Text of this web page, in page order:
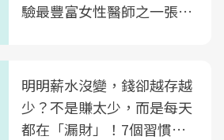
驗最豐富女性醫師之一張永
光田醫院建構360度女性健
康照護生態圈
明明薪水沒變，錢卻越存越
少？不是賺太少，而是每天
都在「漏財」！7個習慣一